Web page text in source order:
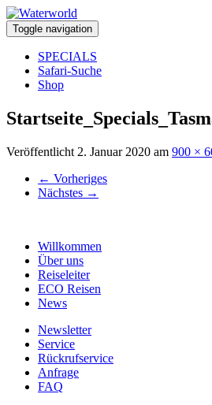
Toggle navigation
SPECIALS
Safari-Suche
Shop
Veröffentlicht 2. Januar 2020 am 900 ×
← Vorheriges
Nächstes →
Willkommen
Über uns
Reiseleiter
ECO Reisen
News
Newsletter
Service
Rückrufservice
Anfrage
FAQ